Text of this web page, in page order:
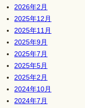
2026年2月
2025年12月
2025年11月
2025年9月
2025年7月
2025年5月
2025年2月
2024年10月
2024年7月